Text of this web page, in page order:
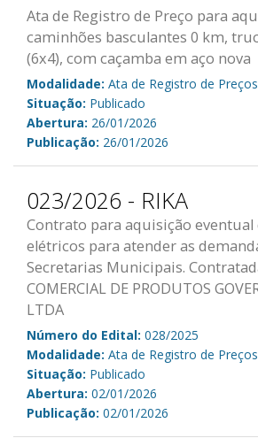
Ata de Registro de Preço para
caminhões basculantes 0 km,
(6x4), com caçamba em aço nova
Modalidade: Ata de Registro de Preços
Situação: Publicado
Abertura: 26/01/2026
Publicação: 26/01/2026
023/2026 - RIKA
Contrato para aquisição
elétricos para atender as
Secretarias Municipais.
COMERCIAL DE PRODUTOS
LTDA
Número do Edital: 028/2025
Modalidade: Ata de Registro de
Situação: Publicado
Abertura: 02/01/2026
Publicação: 02/01/2026